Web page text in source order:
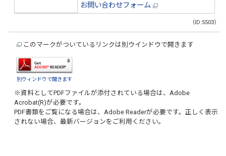
お問い合わせフォーム
（ID:5503）
このマークがついているリンクは別ウインドウで開きます
別ウィンドウで開きます
※資料としてPDFファイルが添付されている場合は、Adobe
Acrobat(R)が必要です。
PDF書類をご覧になる場合は、Adobe Readerが必要です。正しく表示
されない場合、最新バージョンをご利用ください。